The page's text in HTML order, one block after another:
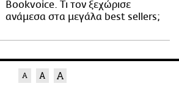
Bookvoice. Τι τον ξεχώρισε
ανάμεσα στα μεγάλα best sellers;